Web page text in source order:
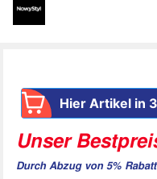
Hier Artikel in
Unser
Durch Abzug von 5%